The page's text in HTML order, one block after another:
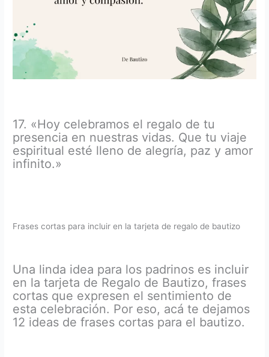
17. «Hoy celebramos el regalo de tu
presencia en nuestras vidas. Que tu viaje
espiritual esté lleno de alegría, paz y amor
infinito.»
Frases cortas para incluir en la tarjeta de regalo de bautizo
Una linda idea para los padrinos es incluir
en la tarjeta de Regalo de Bautizo, frases
cortas que expresen el sentimiento de
esta celebración. Por eso, acá te dejamos
12 ideas de frases cortas para el bautizo.